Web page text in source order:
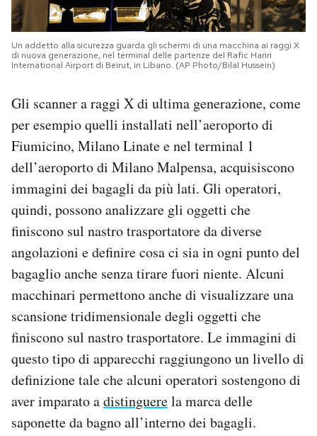
Un addetto alla sicurezza guarda gli schermi di una macchina ai raggi X
di nuova generazione, nel terminal delle partenze del Rafic Hariri
International Airport di Beirut, in Libano. (AP Photo/Bilal Hussein)
Gli scanner a raggi X di ultima generazione, come
per esempio quelli installati nell’aeroporto di
Fiumicino, Milano Linate e nel terminal 1
dell’aeroporto di Milano Malpensa, acquisiscono
immagini dei bagagli da più lati. Gli operatori,
quindi, possono analizzare gli oggetti che
finiscono sul nastro trasportatore da diverse
angolazioni e definire cosa ci sia in ogni punto del
bagaglio anche senza tirare fuori niente. Alcuni
macchinari permettono anche di visualizzare una
scansione tridimensionale degli oggetti che
finiscono sul nastro trasportatore. Le immagini di
questo tipo di apparecchi raggiungono un livello di
definizione tale che alcuni operatori sostengono di
aver imparato adistinguerela marca delle
saponette da bagno all’interno dei bagagli.